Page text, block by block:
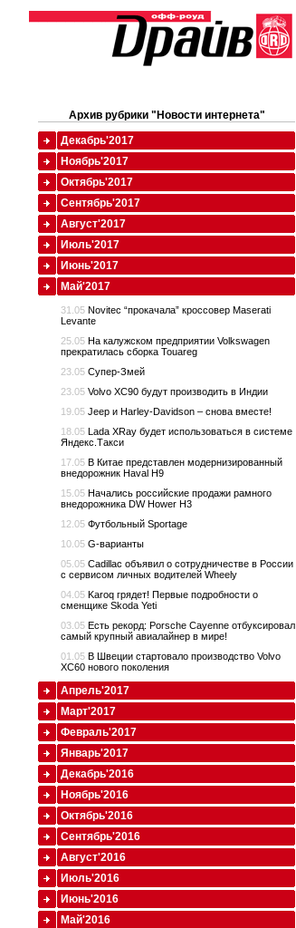
Архив рубрики "Новости интернета"
Декабрь'2017
Ноябрь'2017
Октябрь'2017
Сентябрь'2017
Август'2017
Июль'2017
Июнь'2017
Май'2017
31.05 Novitec “прокачала” кроссовер Maserati
Levante
25.05 На калужском предприятии Volkswagen
прекратилась сборка Touareg
23.05 Супер-Змей
23.05 Volvo XC90 будут производить в Индии
19.05 Jeep и Harley-Davidson – снова вместе!
18.05 Lada XRay будет использоваться в системе
Яндекс.Такси
17.05 В Китае представлен модернизированный
внедорожник Haval H9
15.05 Начались российские продажи рамного
внедорожника DW Hower H3
12.05 Футбольный Sportage
10.05 G-варианты
05.05 Cadillac объявил о сотрудничестве в России
с сервисом личных водителей Wheely
04.05 Karoq грядет! Первые подробности о
сменщике Skoda Yeti
03.05 Есть рекорд: Porsche Cayenne отбуксировал
самый крупный авиалайнер в мире!
01.05 В Швеции стартовало производство Volvo
XC60 нового поколения
Апрель'2017
Март'2017
Февраль'2017
Январь'2017
Декабрь'2016
Ноябрь'2016
Октябрь'2016
Сентябрь'2016
Август'2016
Июль'2016
Июнь'2016
Май'2016